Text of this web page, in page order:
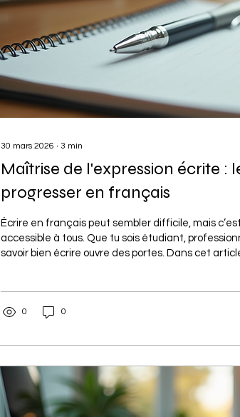
30 mars 2026 ∙ 3 min
Maîtrise de l'expression écrite :
progresser en français
Écrire en français peut sembler difficile, mais
accessible à tous. Que tu sois étudiant,
savoir bien écrire ouvre des portes. Dans cet
c’est plus qu’une question de grammaire. C’est
0 0